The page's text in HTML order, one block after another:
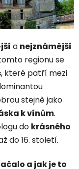
a nejznámější
regionu se
, které patří mezi
stejně jako
k vínům.
do krásného
do 16. století.
a jak je to